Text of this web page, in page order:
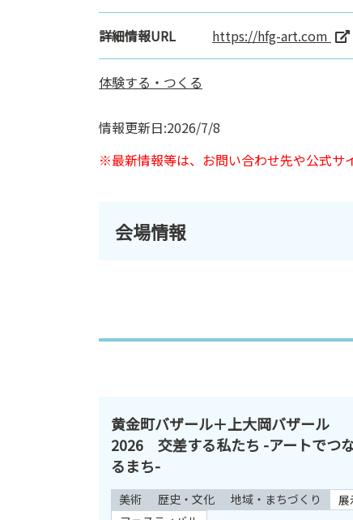
詳細情報URL https://hfg-art.com
体験する・つくる
情報更新日:2026/7/8
※最新情報等は、お問い合わせ先や公式サ
会場情報
黄金町バザール＋上大岡バザール
2026 交差する私たち -アートでつ
るまち-
美術 歴史・文化 地域・まちづくり
展